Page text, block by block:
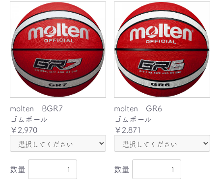
molten BGR7
ゴムボール
￥2,970
数量
molten GR6
ゴムボール
￥2,871
数量